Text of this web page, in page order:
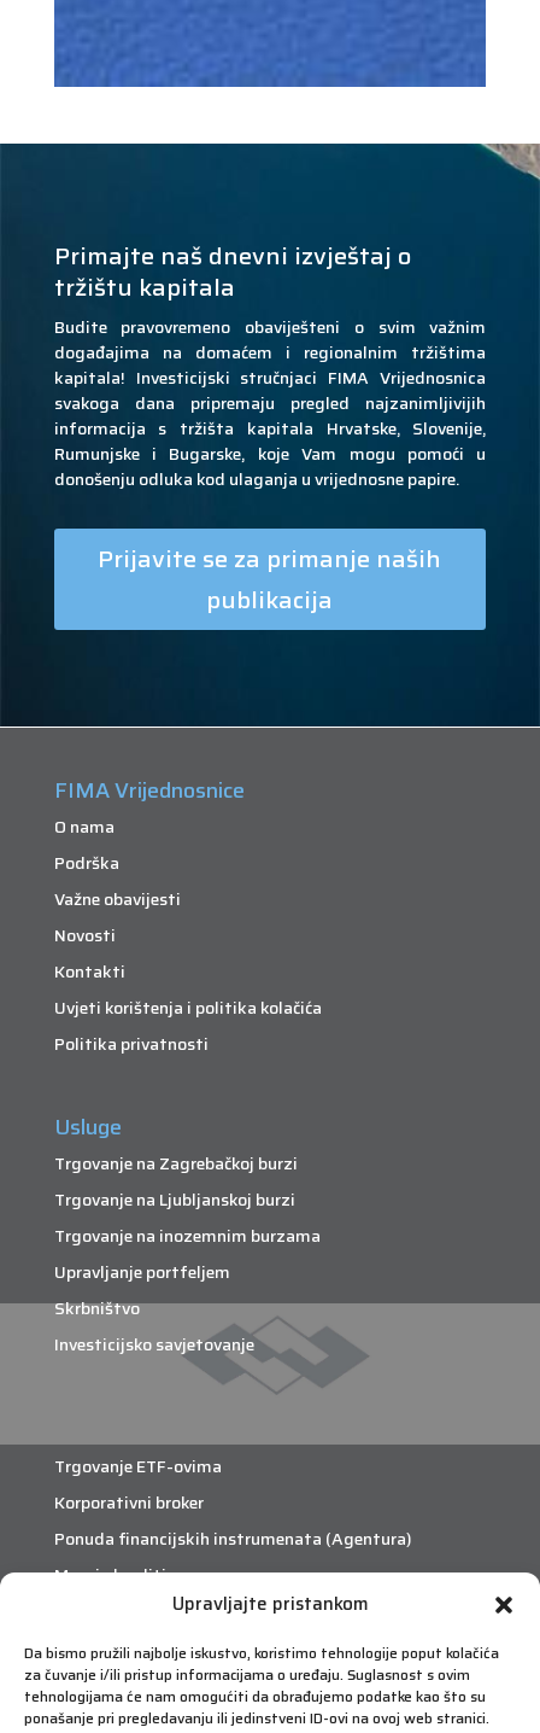
Upravljajte pristankom
Da bismo pružili najbolje iskustvo, koristimo tehnologije poput kolačića
za čuvanje i/ili pristup informacijama o uređaju. Suglasnost s ovim
tehnologijama će nam omogućiti da obrađujemo podatke kao što su
ponašanje pri pregledavanju ili jedinstveni ID-ovi na ovoj web stranici.
Primajte naš dnevni izvještaj o
tržištu kapitala
Budite pravovremeno obaviješteni o svim važnim
događajima na domaćem i regionalnim tržištima
kapitala! Investicijski stručnjaci FIMA Vrijednosnica
svakoga dana pripremaju pregled najzanimljivijih
informacija s tržišta kapitala Hrvatske, Slovenije,
Rumunjske i Bugarske, koje Vam mogu pomoći u
donošenju odluka kod ulaganja u vrijednosne papire.
Prijavite se za primanje naših
publikacija
FIMA Vrijednosnice
O nama
Podrška
Važne obavijesti
Novosti
Kontakti
Uvjeti korištenja i politika kolačića
Politika privatnosti
Usluge
Trgovanje na Zagrebačkoj burzi
Trgovanje na Ljubljanskoj burzi
Trgovanje na inozemnim burzama
Upravljanje portfeljem
Skrbništvo
Investicijsko savjetovanje
Trgovanje ETF-ovima
Korporativni broker
Ponuda financijskih instrumenata (Agentura)
Margin krediti
eTrade
Što je eTrade?